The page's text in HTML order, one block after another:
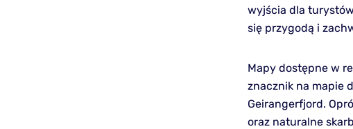
wyjścia dla
się przygodą i
Mapy dostępne w
znacznik na mapie
Geirangerfjord.
oraz naturalne